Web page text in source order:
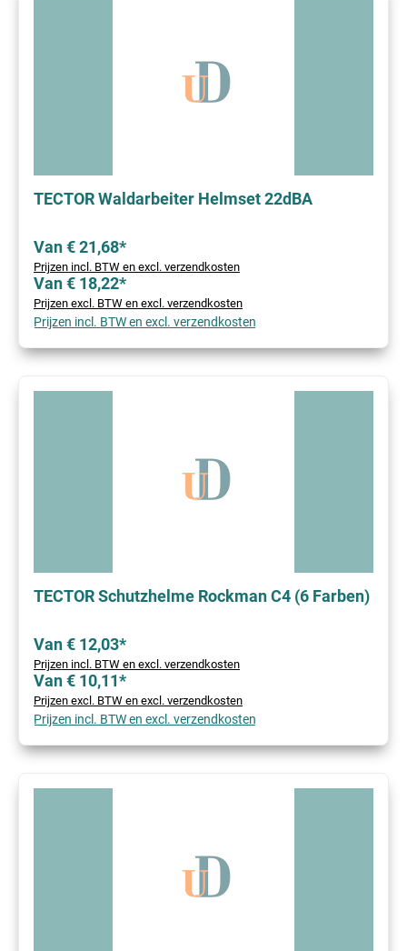
TECTOR Waldarbeiter Helmset 22dBA
Van € 21,68*
Prijzen incl. BTW en excl. verzendkosten
Van € 18,22*
Prijzen excl. BTW en excl. verzendkosten
Prijzen incl. BTW en excl. verzendkosten
TECTOR Schutzhelme Rockman C4 (6 Farben)
Van € 12,03*
Prijzen incl. BTW en excl. verzendkosten
Van € 10,11*
Prijzen excl. BTW en excl. verzendkosten
Prijzen incl. BTW en excl. verzendkosten